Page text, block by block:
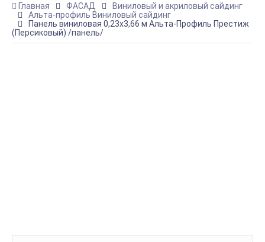
Главная ФАСАД
Виниловый и акриловый сайдинг
Альта-профиль Виниловый сайдинг
Панель виниловая 0,23х3,66 м Альта-Профиль Престиж
(Персиковый) /панель/